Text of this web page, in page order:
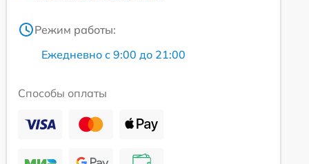
Режим работы:
Ежедневно с 9:00 до 21:00
Способы оплаты